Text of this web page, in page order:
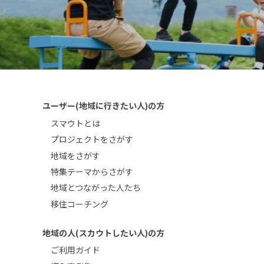
ユーザー(地域に行きたい人)の方
スマウトとは
プロジェクトをさがす
地域をさがす
特集テーマからさがす
地域とつながった人たち
移住コーチング
地域の人(スカウトしたい人)の方
ご利用ガイド